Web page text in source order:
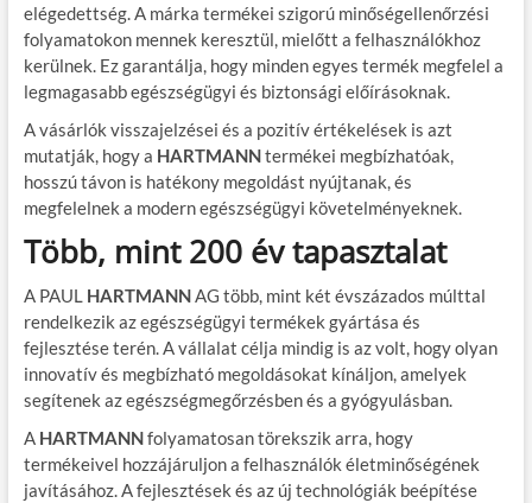
elégedettség. A márka termékei szigorú minőségellenőrzési
folyamatokon mennek keresztül, mielőtt a felhasználókhoz
kerülnek. Ez garantálja, hogy minden egyes termék megfelel a
legmagasabb egészségügyi és biztonsági előírásoknak.
A vásárlók visszajelzései és a pozitív értékelések is azt
mutatják, hogy a HARTMANNtermékei megbízhatóak,
hosszú távon is hatékony megoldást nyújtanak, és
megfelelnek a modern egészségügyi követelményeknek.
Több, mint 200 év tapasztalat
A PAUL HARTMANNAG több, mint két évszázados múlttal
rendelkezik az egészségügyi termékek gyártása és
fejlesztése terén. A vállalat célja mindig is az volt, hogy olyan
innovatív és megbízható megoldásokat kínáljon, amelyek
segítenek az egészségmegőrzésben és a gyógyulásban.
A HARTMANNfolyamatosan törekszik arra, hogy
termékeivel hozzájáruljon a felhasználók életminőségének
javításához. A fejlesztések és az új technológiák beépítése